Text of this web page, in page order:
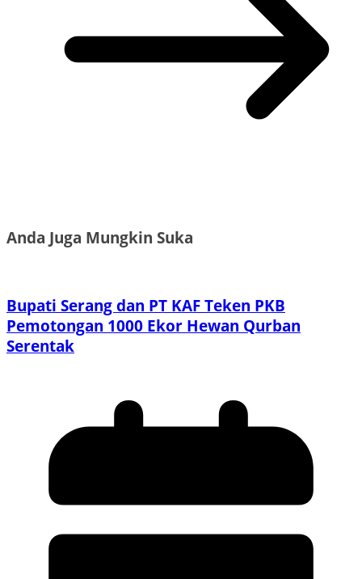
Anda Juga Mungkin Suka
Bupati Serang dan PT KAF Teken PKB
Pemotongan 1000 Ekor Hewan Qurban
Serentak